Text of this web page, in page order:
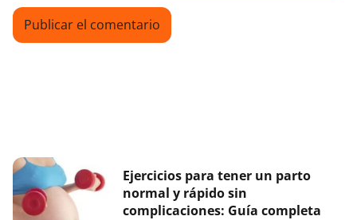
Ejercicios para tener un parto
normal y rápido sin
complicaciones: Guía completa